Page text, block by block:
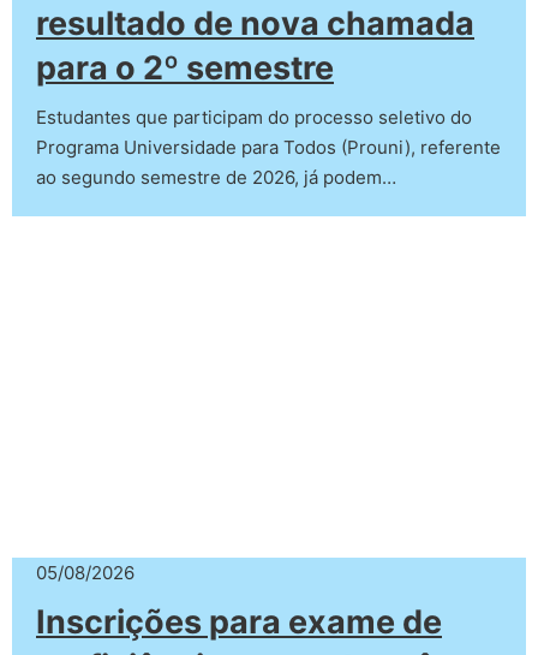
resultado de nova chamada
para o 2º semestre
Estudantes que participam do processo seletivo do
Programa Universidade para Todos (Prouni), referente
ao segundo semestre de 2026, já podem…
05/08/2026
Inscrições para exame de